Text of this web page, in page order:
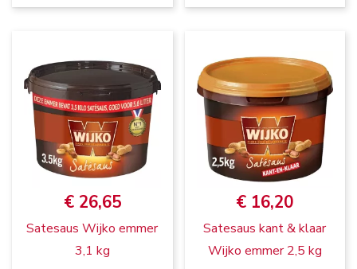
€ 26,65
Satesaus Wijko emmer
3,1 kg
€ 16,20
Satesaus kant & klaar
Wijko emmer 2,5 kg